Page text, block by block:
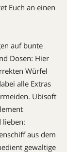
Euch an einen
auf bunte
Dosen: Hier
Würfel
alle Extras
Ubisoft
lieben:
aus dem
gewaltige